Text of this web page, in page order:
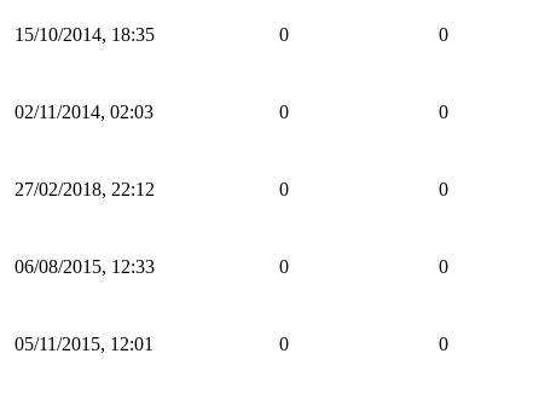
15/10/2014, 18:35 0 0
02/11/2014, 02:03 0 0
27/02/2018, 22:12 0 0
06/08/2015, 12:33 0 0
05/11/2015, 12:01 0 0